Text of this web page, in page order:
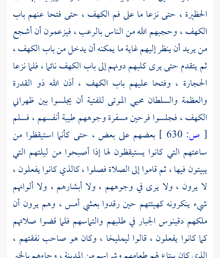
الحظيرة ، حتى نزعا ما على فم الكهف ، حتى فتحا عنهم باب
الكهف ، وحجبهم الله من الناس بالرعب ، فيزعمون أن أشجع
من يريد أن ينظر إليهم غاية ما يمكنه أن يدخل من باب الكهف ،
ثم يتقدم حتى يرى كلبهم دونهم إلى باب الكهف نائما ، فلما نزعا
الحجارة ، وفتحا عليهم باب الكهف ، أذن الله ذو القدرة
والعظمة والسلطان محيي الموتى للفتية أن يجلسوا بين ظهراني
الكهف ، فجلسوا فرحين مسفرة وجوههم طيبة أنفسهم ، فسلم
[ ص:
بعضهم على بعض ، حتى كأنما استيقظوا من
ساعتهم التي كانوا يستيقظون لها إذا أصبحوا من ليلتهم التي
يبيتون فيها ، ثم قاموا إلى الصلاة فصلوا ، كالذي كانوا يفعلون ،
لا يرون ، ولا يرى في وجوههم ، ولا أبشارهم ، ولا ألوانهم
شيء ينكرونه كهيئتهم حين رقدوا بعشي أمس ، وهم يرون أن
ملكهم دقينوس الجبار في طلبهم والتماسهم فلما قضوا صلاتهم
كما كانوا يفعلون ، قالوا ليمليخا ، وكان هو صاحب نفقتهم ،